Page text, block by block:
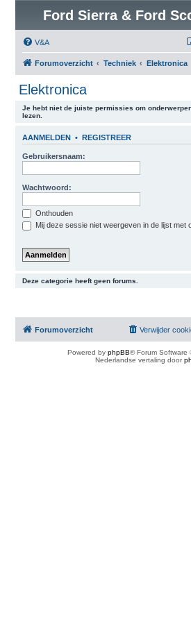
Ford Sierra & Ford
V&A
Forumoverzicht Techniek Elektronica
Elektronica
Je hebt niet de juiste permissies om
lezen.
AANMELDEN • REGISTREER
Gebruikersnaam:
Wachtwoord:
Onthouden
Mij deze sessie niet weergeven in de lijst met
Deze categorie heeft geen forums.
Forumoverzicht Verwijder
Powered by phpBB® Forum Software
Nederlandse vertaling door